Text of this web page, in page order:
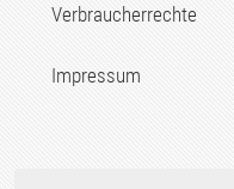
Verbraucherrechte
Impressum